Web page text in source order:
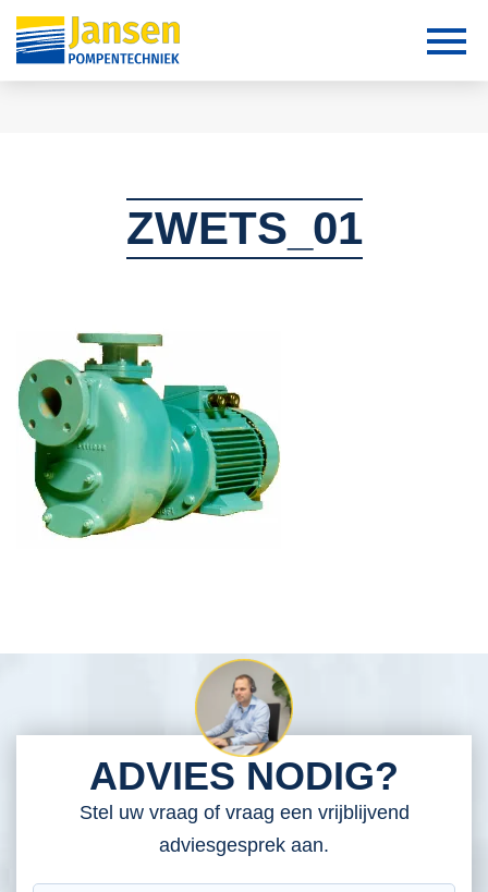
ZWETS_01
ADVIES NODIG?
Stel uw vraag of vraag een vrijblijvend
adviesgesprek aan.